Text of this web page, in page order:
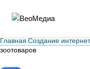
Главная Создание
зоотоваров